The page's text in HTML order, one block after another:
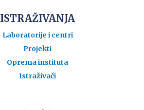
ISTRAŽIVANJA
Laboratorije i centri
Projekti
Oprema instituta
Istraživači